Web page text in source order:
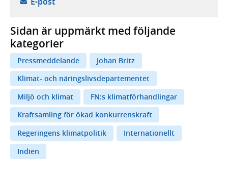
Sidan är uppmärkt med följande
kategorier
Pressmeddelande
Johan Britz
Klimat- och näringslivsdepartementet
Miljö och klimat
FN:s klimatförhandlingar
Kraftsamling för ökad konkurrenskraft
Regeringens klimatpolitik
Internationellt
Indien